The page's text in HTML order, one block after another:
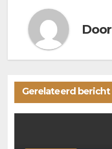
Door
Gerelateerd bericht